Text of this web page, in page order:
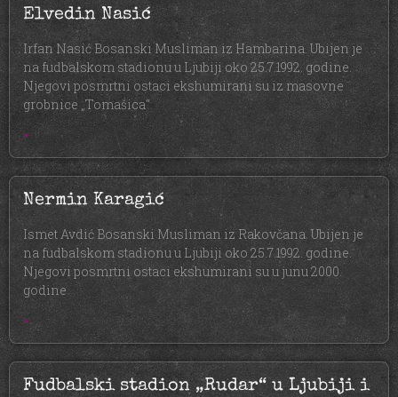
Elvedin Nasić
Irfan Nasić Bosanski Musliman iz Hambarina. Ubijen je
na fudbalskom stadionu u Ljubiji oko 25.7.1992. godine.
Njegovi posmrtni ostaci ekshumirani su iz masovne
grobnice „Tomašica“
»
Nermin Karagić
Ismet Avdić Bosanski Musliman iz Rakovčana. Ubijen je
na fudbalskom stadionu u Ljubiji oko 25.7.1992. godine.
Njegovi posmrtni ostaci ekshumirani su u junu 2000.
godine
»
Fudbalski stadion „Rudar“ u Ljubiji i